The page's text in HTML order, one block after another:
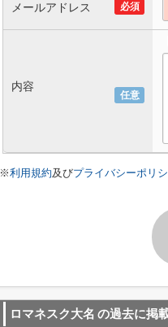
必須
メールアドレス
任意
内容
※利用規約及びプライバシーポリ
ロマネスク大名 の過去に掲